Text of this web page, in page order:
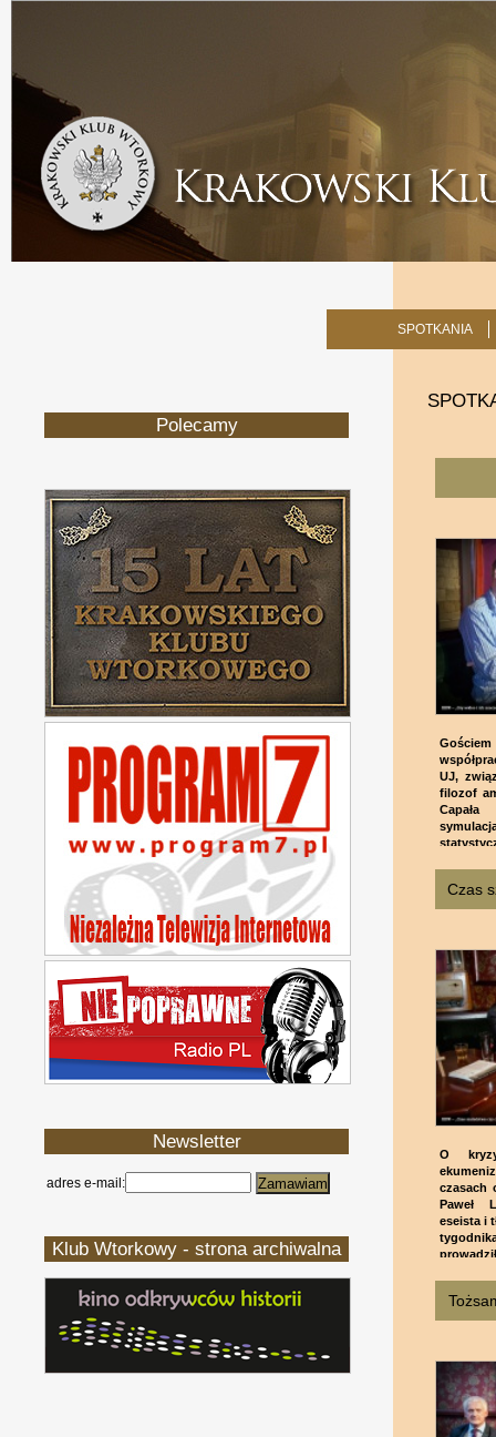
SPOTKANIA
Polecamy
Newsletter
adres e-mail:
Klub Wtorkowy - strona archiwalna
UJ,
filozof
Czas
O
czasach
Paweł
eseista i